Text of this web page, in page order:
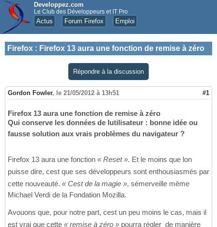
Developpez.com
Le Club des Développeurs et IT Pro
Actus Forum Firefox Emploi
Firefox : Firefox 13 aura une fonction de remise à zéro
Répondre à la discussion
Gordon Fowler, le 21/05/2012 à 13h51 #1
Firefox 13 aura une fonction de remise à zéro
Qui conserve les données de lutilisateur : bonne idée ou
fausse solution aux vrais problèmes du navigateur ?
Firefox 13 aura une fonction « Reset ». Et le moins que lon
puisse dire, cest que ses développeurs sont enthousiasmés par
cette nouveauté. « Cest de la magie », sémerveille même
Michael Verdi de la Fondation Mozilla.
Avouons que, pour notre part, cest un peu moins le cas, mais il
est vrai que cette « remise à zéro » pourra régler  de manière